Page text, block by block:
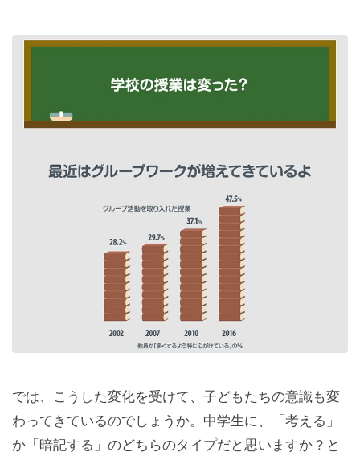
では、こうした変化を受けて、子どもたちの意識も変
わってきているのでしょうか。中学生に、「考える」
か「暗記する」のどちらのタイプだと思いますか？と